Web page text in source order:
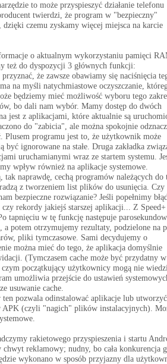
to może przyspieszyć działanie telefonu
twierdzi, że program w "bezpieczny"
czemu zyskamy więcej miejsca na karcie
o aktualnym wykorzystaniu pamięci
też do dyspozycji 3 głównych funkcji:
że zawsze obawiamy się naciśnięcia
na myśli natychmiastowe oczyszczanie,
będziemy mieć możliwość wyboru tego
bo dali nam wybór. Mamy dostęp do dwóch
jest z aplikacjami, które aktualnie są
do "zabicia", ale można spokojnie
Plusem programu jest to, że użytkownik może
ignorowane na stałe. Druga zakładka
uruchamianymi wraz ze startem systemu.
wpływ również na aplikacje systemowe.
tak naprawdę, cechą programów należących do
z tworzeniem list plików do usunięcia. Czy
bezpieczne rozwiązanie? Jeśli popełnimy
czy rekordy jakiejś starszej aplikacji... Z Speed+
tapnięciu w tę funkcję następuje
a potem otrzymujemy rezultaty, podzielone na
pliki tymczasowe. Sami decydujemy o
można mieć do tego, że aplikacja domyślnie
(Tymczasem cache może być przydatny w
początkujący użytkownicy mogą nie
umożliwia przejście do ustawień
usuwanie cache.
ten pozwala odinstalować aplikacje lub utworzyć
APK (czyli "nagich" plików instalacyjnych).
rakietowego przyspieszenia i startu
reklamowy; nudny, bo cała konkurencja
wykonano w sposób przyjazny dla